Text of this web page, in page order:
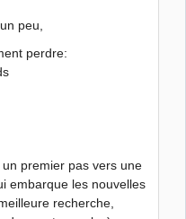
peu,
perdre:
premier pas vers une
embarque les nouvelles
recherche,